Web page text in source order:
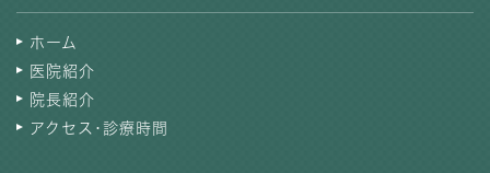
ホーム
医院紹介
院長紹介
アクセス･診療時間